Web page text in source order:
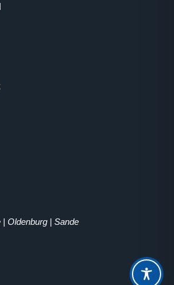
Oldenburg | Sande